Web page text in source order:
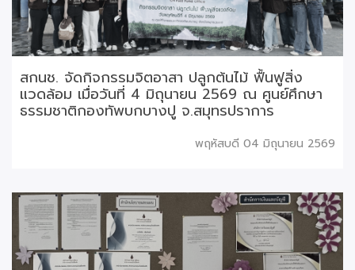
สกนช. จัดกิจกรรมจิตอาสา ปลูกต้นไม้ ฟื้นฟูสิ่ง
แวดล้อม เมื่อวันที่ 4 มิถุนายน 2569 ณ ศูนย์ศึกษา
ธรรมชาติกองทัพบกบางปู จ.สมุทรปราการ
พฤหัสบดี 04 มิถุนายน 2569